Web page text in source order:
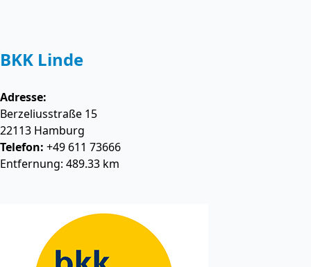
BKK Linde
Adresse:
Berzeliusstraße 15
22113 Hamburg
Telefon: +49 611 73666
Entfernung: 489.33 km